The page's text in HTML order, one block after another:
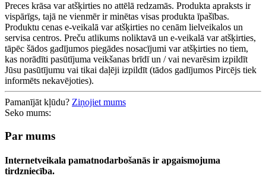
Preces krāsa var atšķirties no attēlā redzamās. Produkta apraksts ir
vispārīgs, tajā ne vienmēr ir minētas visas produkta īpašības.
Produktu cenas e-veikalā var atšķirties no cenām lielveikalos un
servisa centros. Preču atlikums noliktavā un e-veikalā var atšķirties,
tāpēc šādos gadījumos piegādes nosacījumi var atšķirties no tiem,
kas norādīti pasūtījuma veikšanas brīdī un / vai nevarēsim izpildīt
Jūsu pasūtījumu vai tikai daļēji izpildīt (tādos gadījumos Pircējs tiek
informēts nekavējoties).
Pamanījāt kļūdu? Ziņojiet mums
Seko mums:
Par mums
Internetveikala pamatnodarbošanās ir apgaismojuma
tirdzniecība.